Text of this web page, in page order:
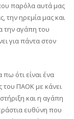
παρόλα αυτά μας
την ηρεμία μας και
την αγάπη του
για πάντα στον
ότι είναι ένα
του ΠΑΟΚ με κάνει
και η αγάπη
ευθύνη που